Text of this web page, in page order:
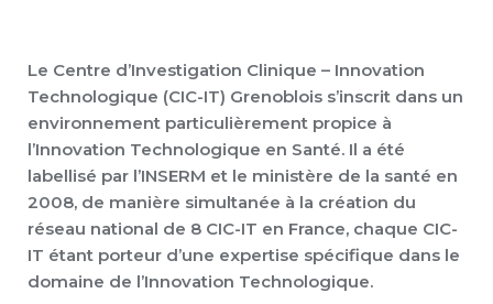
Le Centre d’Investigation Clinique – Innovation
Technologique (CIC-IT) Grenoblois s’inscrit dans un
environnement particulièrement propice à
l’Innovation Technologique en Santé. Il a été
labellisé par l’INSERM et le ministère de la santé en
2008, de manière simultanée à la création du
réseau national de 8 CIC-IT en France, chaque CIC-
IT étant porteur d’une expertise spécifique dans le
domaine de l’Innovation Technologique.